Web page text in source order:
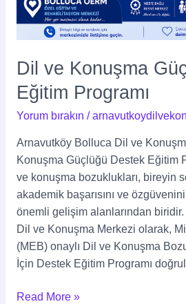
Dil ve Konuşma
Eğitim Programı
Yorum bırakın /
Arnavutköy Bolluca Dil ve
Konuşma Güçlüğü Destek Eğitim
ve konuşma bozuklukları, bireyin
akademik başarısını ve
önemli gelişim alanlarından
Dil ve Konuşma Merkezi olarak,
(MEB) onaylı Dil ve Konuşma
İçin Destek Eğitim Programı
Read More »